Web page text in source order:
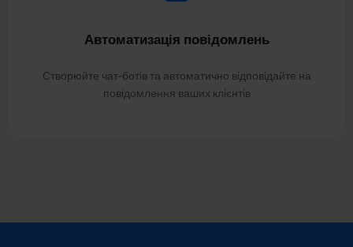
Автоматизація повідомлень
Створюйте чат-ботів та автоматично відповідайте на
повідомлення ваших клієнтів